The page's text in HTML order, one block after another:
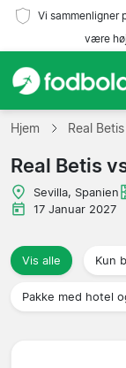
Vi sammenligner
være
Hjem
Hold
Ligaer
Rejsebureauer
Hjem Real Betis
Real Betis
Sevilla, Spanien
17 Januar 2027
Vis alle Kun
Pakke med hotel